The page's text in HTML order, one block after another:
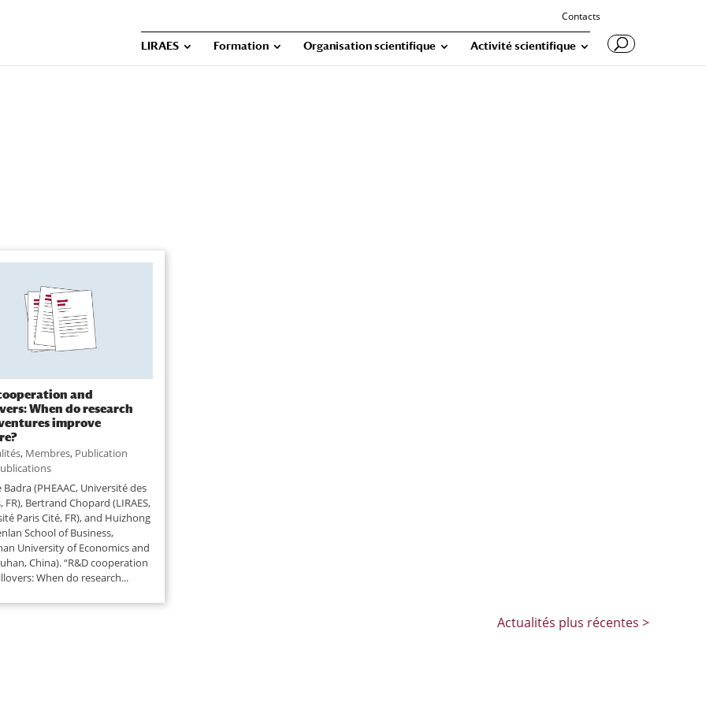
Contacts
LIRAES Formation Organisation scientifique Activité scientifique
and
When do research
improve
, Membres, Publication
Badra (PHEAAC, Université des
FR), Bertrand Chopard (LIRAES,
Paris Cité, FR), and Huizhong
School of Business,
University of Economics and
China). “R&D cooperation
When do research...